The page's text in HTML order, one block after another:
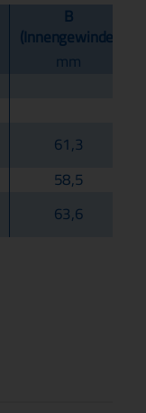
B
(Innengewinde)
mm
61,3
58,5
63,6